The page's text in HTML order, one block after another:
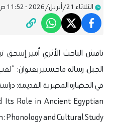
الثلاثاء 21/أبريل/2026 - 11:52 ص
ناقش الباحث الأثري أمير إسحق
Role in Ancient Egyptian
Phonology and Cultural Study